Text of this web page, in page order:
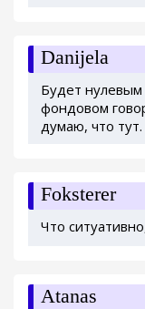
Danijela
Будет нулевым
фондовом
думаю, что тут.
Foksterer
Что
Atanas